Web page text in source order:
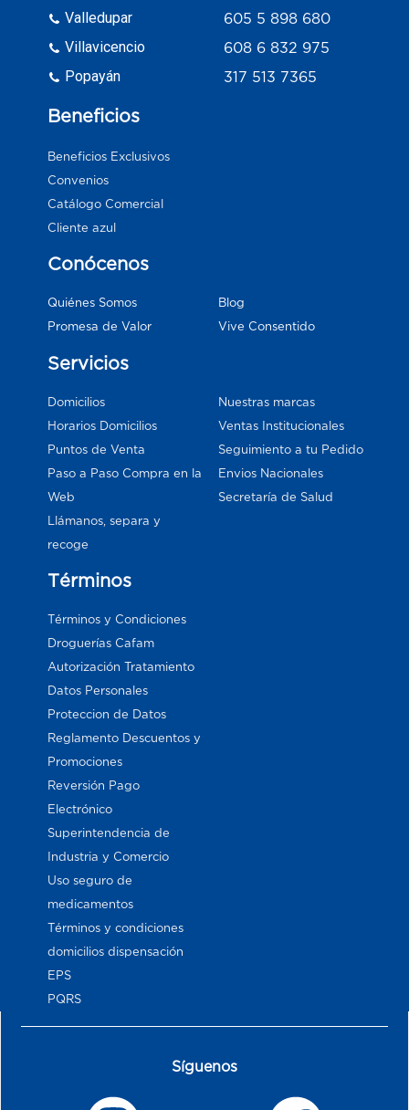
Valledupar
Villavicencio
Popayán
605 5 898 680
608 6 832 975
317 513 7365
Beneficios
Beneficios Exclusivos
Convenios
Catálogo Comercial
Cliente azul
Conócenos
Quiénes Somos
Promesa de Valor
Blog
Vive Consentido
Servicios
Domicilios
Horarios Domicilios
Puntos de Venta
Paso a Paso Compra en la
Web
Llámanos, separa y
recoge
Nuestras marcas
Ventas Institucionales
Seguimiento a tu Pedido
Envios Nacionales
Secretaría de Salud
Términos
Términos y Condiciones
Droguerías Cafam
Autorización Tratamiento
Datos Personales
Proteccion de Datos
Reglamento Descuentos y
Promociones
Reversión Pago
Electrónico
Superintendencia de
Industria y Comercio
Uso seguro de
medicamentos
Términos y condiciones
domicilios dispensación
EPS
PQRS
Síguenos